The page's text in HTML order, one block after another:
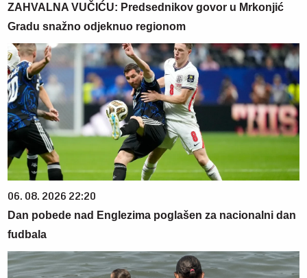
ZAHVALNA VUČIĆU: Predsednikov govor u Mrkonjić
Gradu snažno odjeknuo regionom
06. 08. 2026 22:20
Dan pobede nad Englezima poglašen za nacionalni dan
fudbala